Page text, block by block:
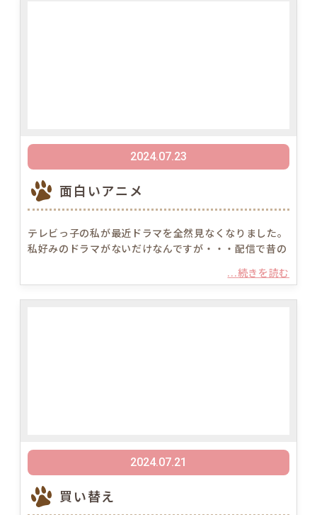
2024.07.23
面白いアニメ
テレビっ子の私が最近ドラマを全然見なくなりました。
私好みのドラマがないだけなんですが・・・配信で昔の
...続きを読む
2024.07.21
買い替え